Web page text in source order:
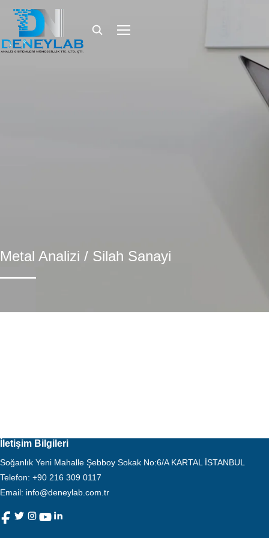
Metal Analizi / Silah Sanayi
İletişim Bilgileri
Soğanlık Yeni Mahalle Şebboy Sokak No:6/A KARTAL İSTANBUL
Telefon: +90 216 309 0117
Email: info@deneylab.com.tr